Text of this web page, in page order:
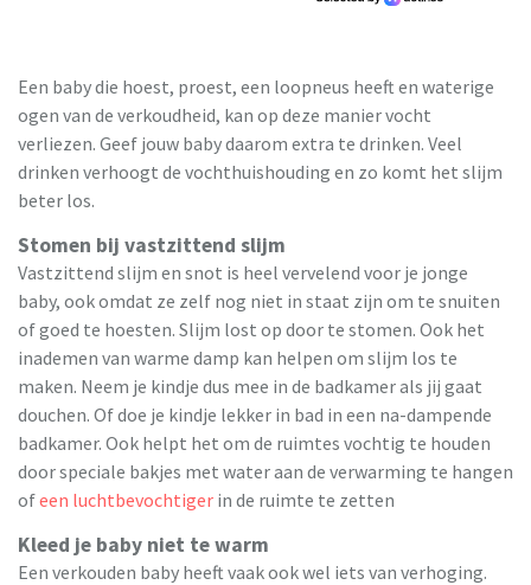
Een baby die hoest, proest, een loopneus heeft en waterige
ogen van de verkoudheid, kan op deze manier vocht
verliezen. Geef jouw baby daarom extra te drinken. Veel
drinken verhoogt de vochthuishouding en zo komt het slijm
beter los.
Stomen bij vastzittend slijm
Vastzittend slijm en snot is heel vervelend voor je jonge
baby, ook omdat ze zelf nog niet in staat zijn om te snuiten
of goed te hoesten. Slijm lost op door te stomen. Ook het
inademen van warme damp kan helpen om slijm los te
maken. Neem je kindje dus mee in de badkamer als jij gaat
douchen. Of doe je kindje lekker in bad in een na-dampende
badkamer. Ook helpt het om de ruimtes vochtig te houden
door speciale bakjes met water aan de verwarming te hangen
ofeen luchtbevochtiger in de ruimte te zetten
Kleed je baby niet te warm
Een verkouden baby heeft vaak ook wel iets van verhoging.